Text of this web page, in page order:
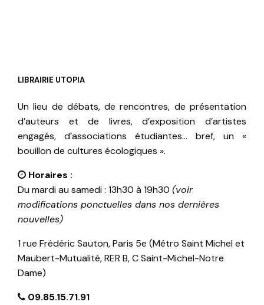
LIBRAIRIE UTOPIA
Un lieu de débats, de rencontres, de présentation
d’auteurs et de livres, d’exposition d’artistes
engagés, d’associations étudiantes… bref, un «
bouillon de cultures écologiques ».
Horaires :
Du mardi au samedi : 13h30 à 19h30 (voir
modifications ponctuelles dans nos dernières
nouvelles)
1 rue Frédéric Sauton, Paris 5e (Métro Saint Michel et
Maubert-Mutualité, RER B, C Saint-Michel-Notre
Dame)
09.85.15.71.91